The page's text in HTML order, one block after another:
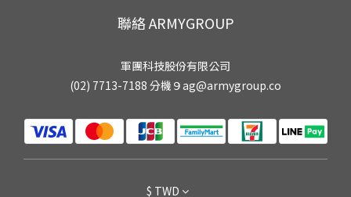
聯絡 ARMYGROUP
軍團科技股份有限公司
(02) 7713-7188 分機９ag@armygroup.co
$ TWD